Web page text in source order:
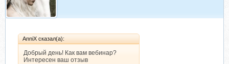
AnniX сказал(а):
Добрый день! Как вам вебинар?
Интересен ваш отзыв